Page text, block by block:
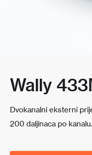
Wally
Dvokanalni eksterni
200 daljinaca po kanalu.